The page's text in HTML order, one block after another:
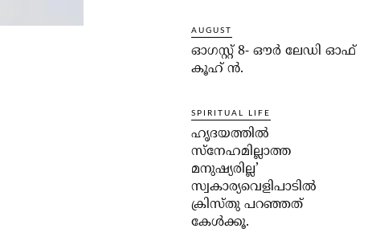
AUGUST
ഓഗസ്റ്റ് 8- ഔര്‍ ലേഡി ഓഫ്
കൂഹ് ന്‍.
SPIRITUAL LIFE
ഹൃദയത്തില്‍
സ്‌നേഹമില്ലാത്ത
മനുഷ്യരില്ല’
സ്വകാര്യവെളിപാടില്‍
ക്രിസ്തു പറഞ്ഞത്
കേള്‍ക്കൂ.